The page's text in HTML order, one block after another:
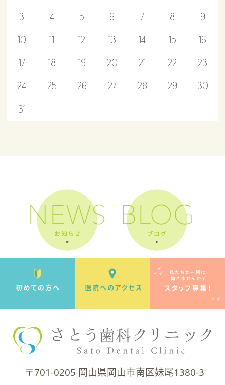
3
4 5 6 7 8
9
10
11 12 13 14 15
16
17
18 19 20 21 22
23
24
25 26 27 28 29
30
31
〒701-0205 岡山県岡山市南区妹尾1380-3